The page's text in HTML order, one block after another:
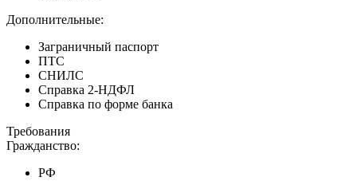
Дополнительные:
Заграничный паспорт
ПТС
СНИЛС
Справка 2-НДФЛ
Справка по форме банка
Требования
Гражданство:
РФ